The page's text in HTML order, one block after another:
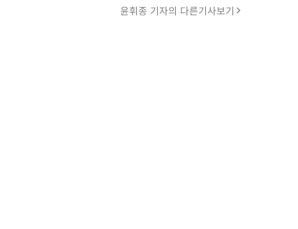
윤휘종 기자의 다른기사보기